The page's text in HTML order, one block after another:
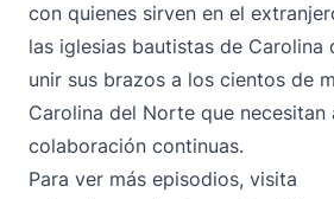
con quienes sirven en el
las iglesias bautistas de Carolina
unir sus brazos a los cientos de
Carolina del Norte que
colaboración continuas.
Para ver más episodios, visita